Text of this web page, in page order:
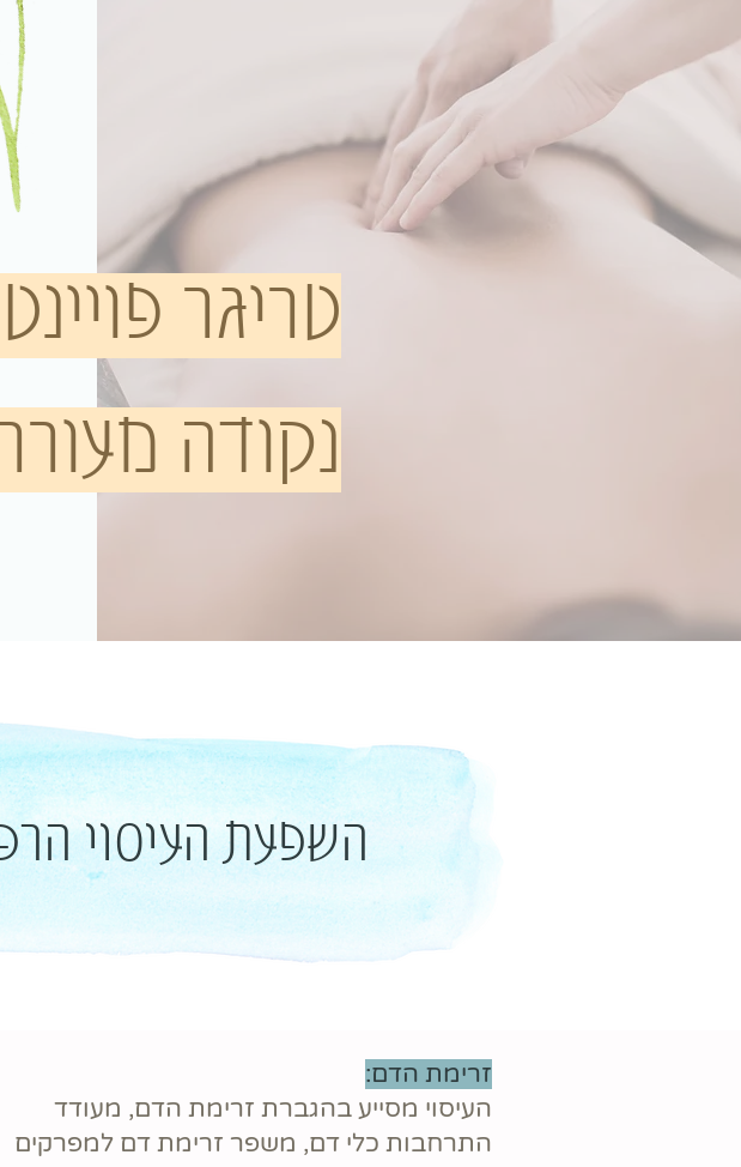
טריגר
נקודה
השפעת העיסוי
זרימת הדם:
העיסוי מסייע בהגברת זרימת הדם, מעודד
התרחבות כלי דם, משפר זרימת דם למפרקים